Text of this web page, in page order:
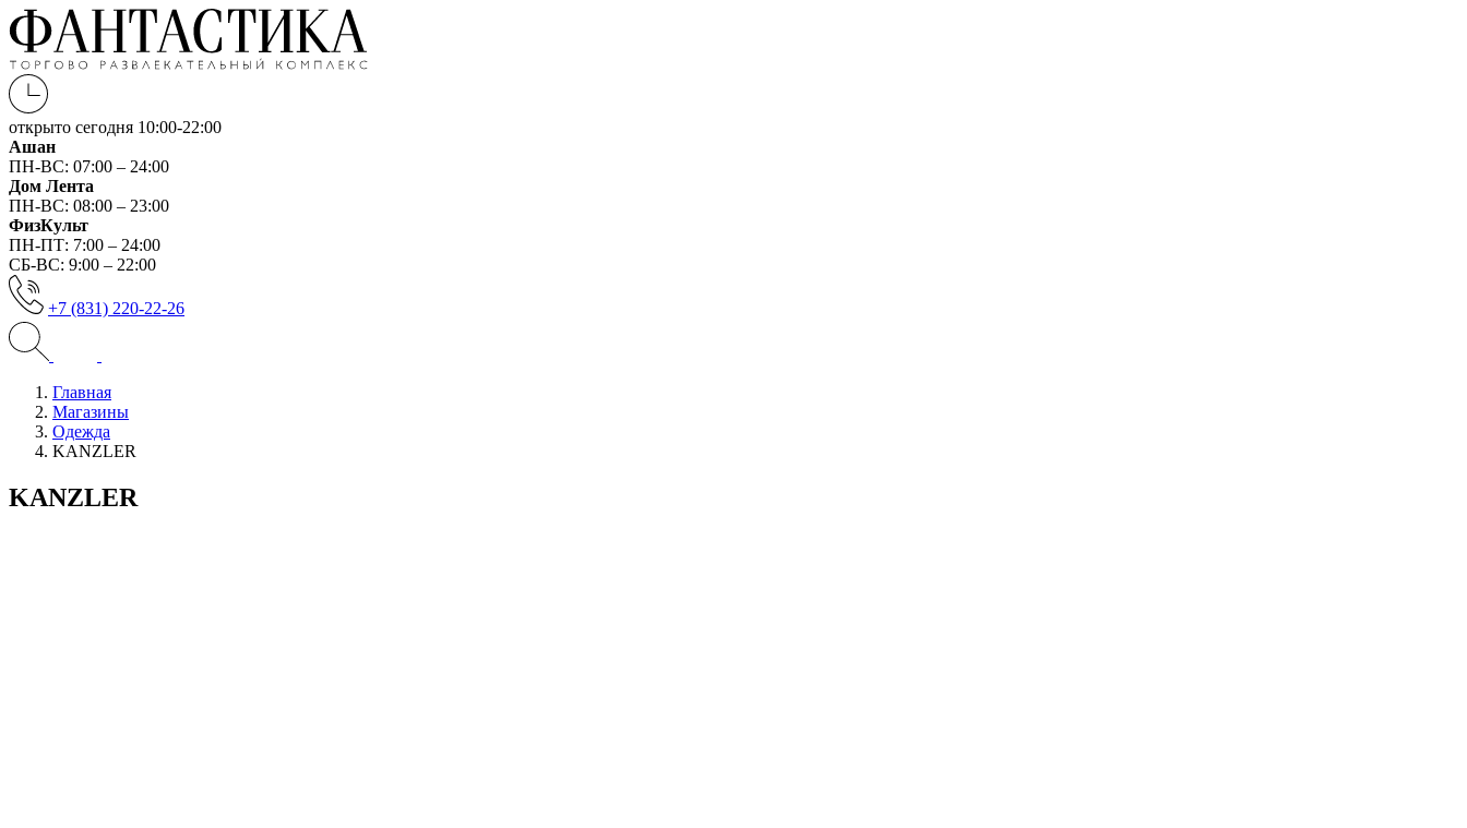
открыто сегодня 10:00-22:00
Ашан
ПН-ВС: 07:00 – 24:00
Дом Лента
ПН-ВС: 08:00 – 23:00
ФизКульт
ПН-ПТ: 7:00 – 24:00
СБ-ВС: 9:00 – 22:00
+7 (831) 220-22-26
Главная
Магазины
Одежда
KANZLER
KANZLER